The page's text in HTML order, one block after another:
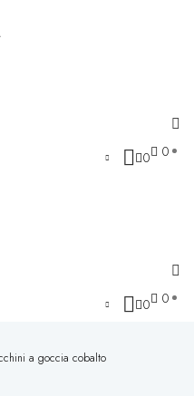
0 0
0 0
a goccia cobalto